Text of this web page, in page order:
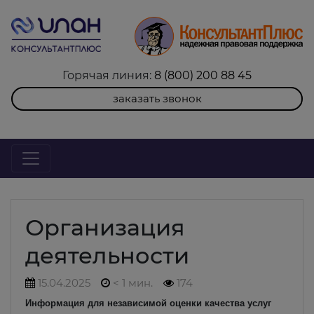
Горячая линия: 8 (800) 200 88 45
заказать звонок
Организация
деятельности
15.04.2025 < 1 мин. 174
Информация для независимой оценки качества услуг